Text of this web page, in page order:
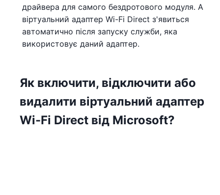
драйвера для самого бездротового модуля. А
віртуальний адаптер Wi-Fi Direct з'явиться
автоматично після запуску служби, яка
використовує даний адаптер.
Як включити, відключити або
видалити віртуальний адаптер
Wi-Fi Direct від Microsoft?